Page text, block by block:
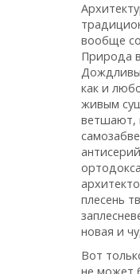
вообще
Природа
как и
живым
ветшают,
плесень
новая и
Вот